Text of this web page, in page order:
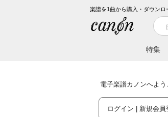
楽譜を1曲から購入・ダウン
特集
電子楽譜カノンへよう
ログイン | 新規会員